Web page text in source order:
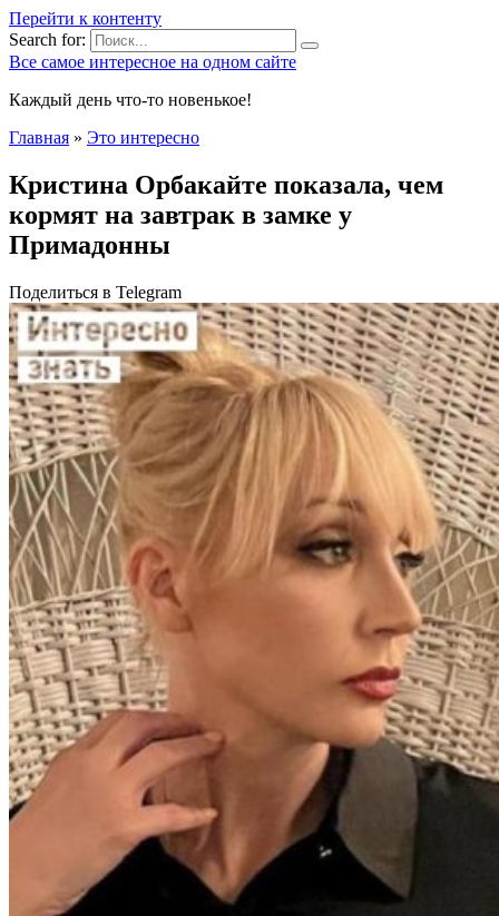
Перейти к контенту
Search for:
Все самое интересное на одном сайте
Каждый день что-то новенькое!
Главная » Это интересно
Кристина Орбакайте показала, чем
кормят на завтрак в замке у
Примадонны
Поделиться в Telegram